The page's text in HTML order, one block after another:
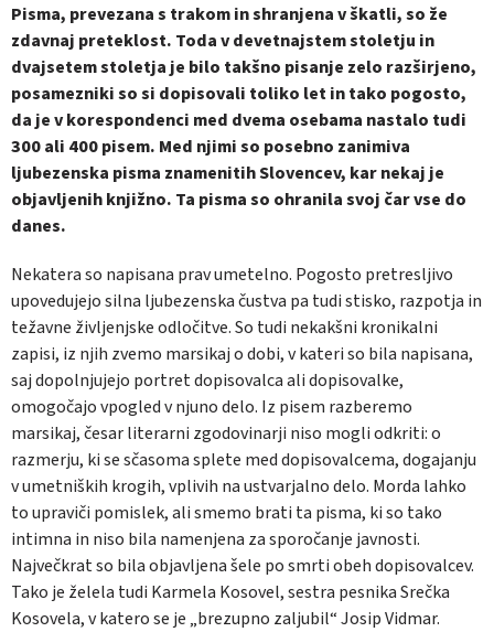
Pisma, prevezana s trakom in shranjena v škatli, so že
zdavnaj preteklost. Toda v devetnajstem stoletju in
dvajsetem stoletja je bilo takšno pisanje zelo razširjeno,
posamezniki so si dopisovali toliko let in tako pogosto,
da je v korespondenci med dvema osebama nastalo tudi
300 ali 400 pisem. Med njimi so posebno zanimiva
ljubezenska pisma znamenitih Slovencev, kar nekaj je
objavljenih knjižno. Ta pisma so ohranila svoj čar vse do
danes.
Nekatera so napisana prav umetelno. Pogosto pretresljivo
upovedujejo silna ljubezenska čustva pa tudi stisko, razpotja in
težavne življenjske odločitve. So tudi nekakšni kronikalni
zapisi, iz njih zvemo marsikaj o dobi, v kateri so bila napisana,
saj dopolnjujejo portret dopisovalca ali dopisovalke,
omogočajo vpogled v njuno delo. Iz pisem razberemo
marsikaj, česar literarni zgodovinarji niso mogli odkriti: o
razmerju, ki se sčasoma splete med dopisovalcema, dogajanju
v umetniških krogih, vplivih na ustvarjalno delo. Morda lahko
to upraviči pomislek, ali smemo brati ta pisma, ki so tako
intimna in niso bila namenjena za sporočanje javnosti.
Največkrat so bila objavljena šele po smrti obeh dopisovalcev.
Tako je želela tudi Karmela Kosovel, sestra pesnika Srečka
Kosovela, v katero se je „brezupno zaljubil“ Josip Vidmar.